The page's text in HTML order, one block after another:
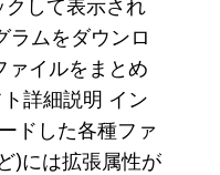
ラムをダウンロ
イルをまとめ
詳細説明 イン
ドした各種ファ
)には拡張属性が